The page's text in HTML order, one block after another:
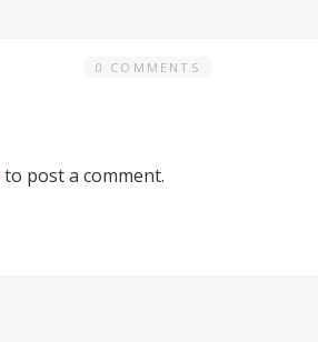
0 COMMENTS
to post a comment.